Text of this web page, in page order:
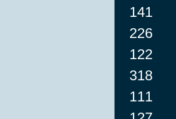
141
226
122
318
111